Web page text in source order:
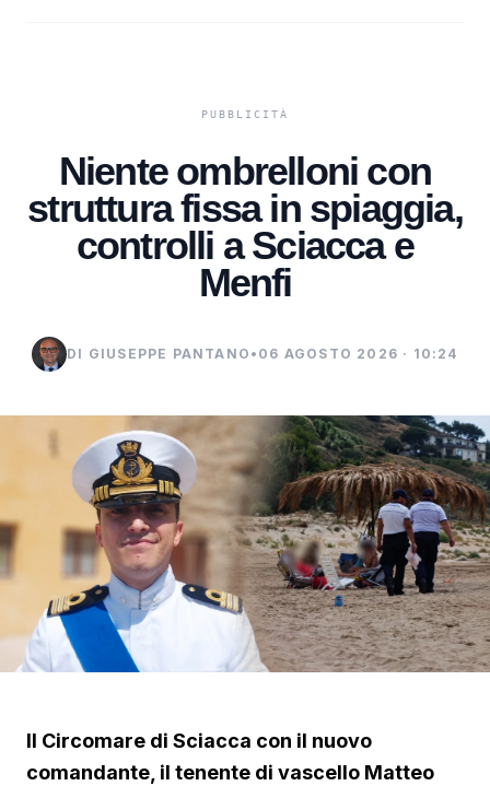
Niente ombrelloni con
struttura fissa in spiaggia,
controlli a Sciacca e
Menfi
DI GIUSEPPE PANTANO • 06 AGOSTO 2026 · 10:24
Il Circomare di Sciacca con il nuovo
comandante, il tenente di vascello Matteo